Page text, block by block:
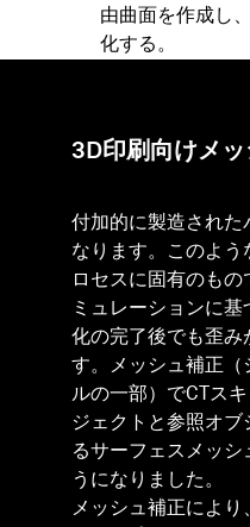
由曲面を作成し
化する。
3D印刷向けメ
付加的に製造された
なります。このよう
ロセスに固有のも
ミュレーションに
化の完了後でも歪み
す。メッシュ補正（
ルの一部）でCTス
ジェクトと参照オ
るサーフェスメッシ
うになりました。
メッシュ補正により